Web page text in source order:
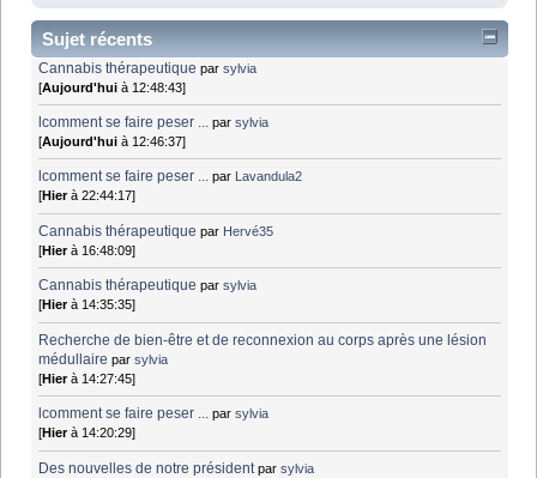
Sujet récents
Cannabis thérapeutique parsylvia
[Aujourd'hui à 12:48:43]
lcomment se faire peser ... parsylvia
[Aujourd'hui à 12:46:37]
lcomment se faire peser ... par Lavandula2
[Hierà 22:44:17]
Cannabis thérapeutique par Hervé35
[Hierà 16:48:09]
Cannabis thérapeutique parsylvia
[Hierà 14:35:35]
Recherche de bien-être et de reconnexion au corps après une lésion
médullaire parsylvia
[Hierà 14:27:45]
lcomment se faire peser ... parsylvia
[Hierà 14:20:29]
Des nouvelles de notre président parsylvia